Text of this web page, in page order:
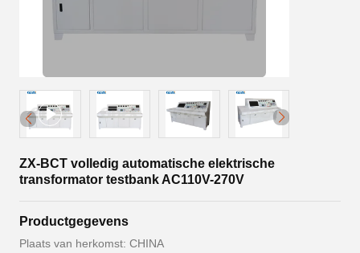
ZX-BCT volledig automatische elektrische
transformator testbank AC110V-270V
Productgegevens
Plaats van herkomst: CHINA